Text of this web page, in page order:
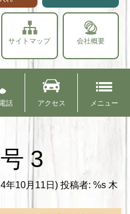
サイトマップ 会社概要
話 アクセス メニュー
3
年10月11日) 投稿者: %s 木